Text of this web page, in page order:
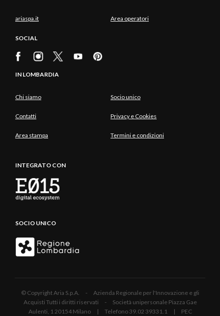
ariaspa.it Area operatori
SOCIAL
IN LOMBARDIA
Chi siamo Socio unico
Contatti Privacy e Cookies
Area stampa Termini e condizioni
INTEGRATO CON
SOCIO UNICO
© Copyright Aria S.p.A. - Azienda Regionale per l'Innovazione e gli
Acquisti Tutti i diritti riservati - Società unipersonale Piazza Gae
Aulenti, 1 20154 Milano | Telefono 39.02 39331.1 | PEC